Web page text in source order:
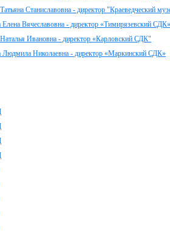
Станиславовна - директор "Краеведческий
Елена Вячеславовна - директор «Тимирязевский СДК»
Ивановна - директор «Карловский СДК"
Людмила Николаевна - директор «Маркинский СДК»